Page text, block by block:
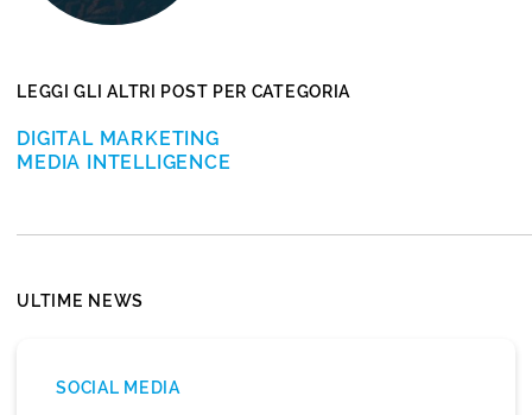
LEGGI GLI ALTRI POST PER CATEGORIA
DIGITAL MARKETING
MEDIA INTELLIGENCE
ULTIME NEWS
SOCIAL MEDIA